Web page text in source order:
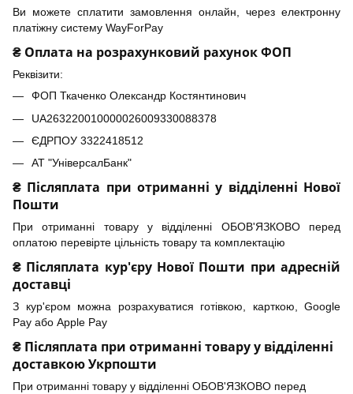
Ви можете сплатити замовлення онлайн, через електронну
платіжну систему WayForPay
₴ Оплата на розрахунковий рахунок ФОП
Реквізити:
ФОП Ткаченко Олександр Костянтинович
UA263220010000026009330088378
ЄДРПОУ 3322418512
АТ "УніверсалБанк"
₴ Післяплата при отриманні у відділенні Нової
Пошти
При отриманні товару у відділенні ОБОВ'ЯЗКОВО перед
оплатою перевірте цільність товару та комплектацію
₴ Післяплата кур'єру Нової Пошти при адресній
доставці
З кур'єром можна розрахуватися готівкою, карткою, Google
Pay або Apple Pay
₴ Післяплата при отриманні товару у відділенні
доставкою Укрпошти
При отриманні товару у відділенні ОБОВ'ЯЗКОВО перед